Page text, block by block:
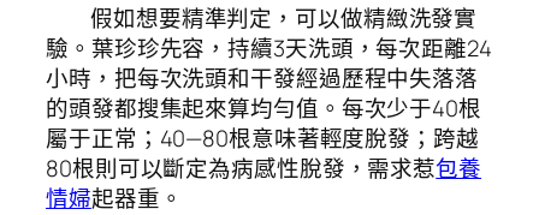
假如想要精準判定，可以做精緻洗發實
驗。葉珍珍先容，持續3天洗頭，每次距離24
小時，把每次洗頭和干發經過歷程中失落落
的頭發都搜集起來算均勻值。每次少于40根
屬于正常；40—80根意味著輕度脫發；跨越
80根則可以斷定為病感性脫發，需求惹包養
情婦起器重。